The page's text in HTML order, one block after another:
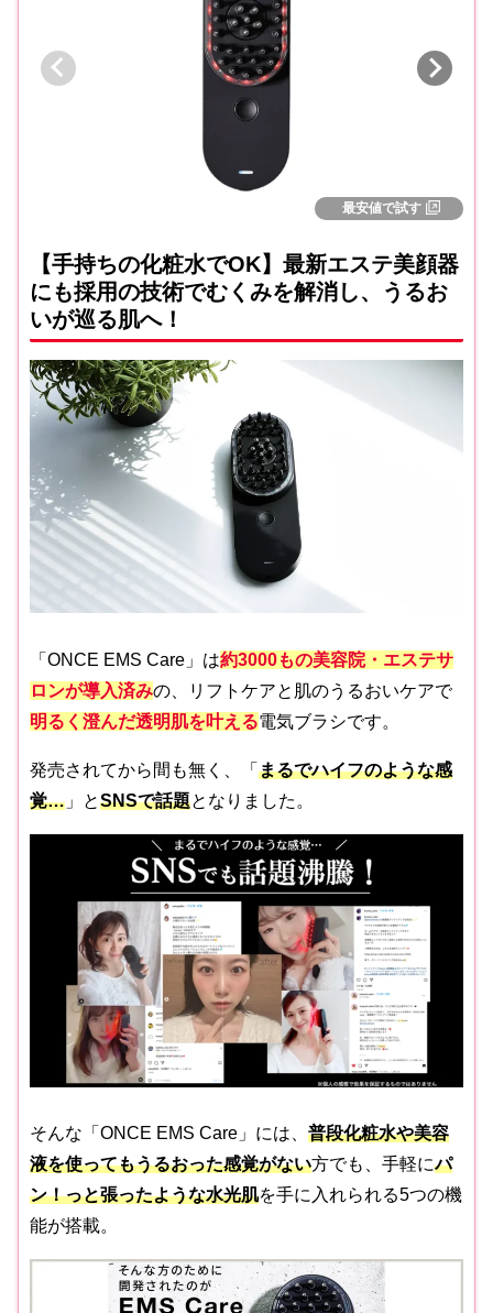
最安値で試す
【手持ちの化粧水でOK】最新エステ美顔器
にも採用の技術でむくみを解消し、うるお
いが巡る肌へ！
「ONCE EMS Care」は約3000もの美容院・エステサ
ロンが導入済みの、リフトケアと肌のうるおいケアで
明るく澄んだ透明肌を叶える電気ブラシです。
発売されてから間も無く、「 まるでハイフのような感
覚… 」とSNSで話題となりました。
そんな「ONCE EMS Care」には、 普段化粧水や美容
液を使ってもうるおった感覚がない方でも、手軽にパ
ン！っと張ったような水光肌を手に入れられる5つの機
能が搭載。